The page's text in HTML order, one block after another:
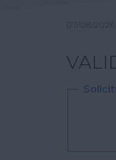
07/08/